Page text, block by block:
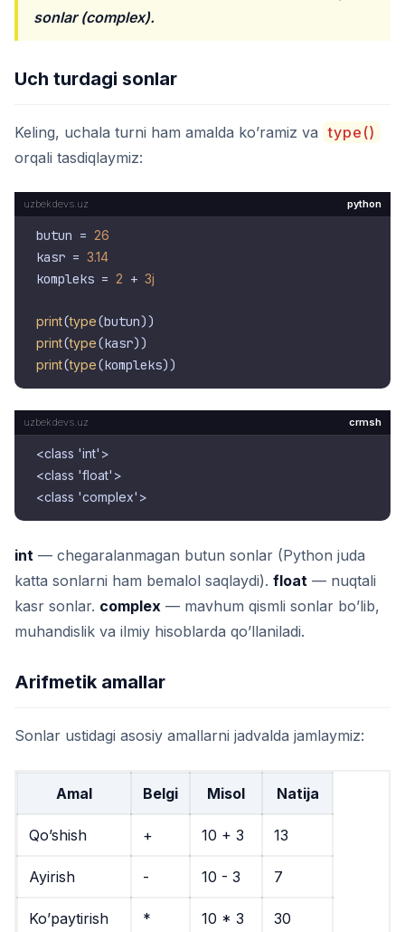
sonlar (complex).
Uch turdagi sonlar
Keling, uchala turni ham amalda ko’ramiz va type()
orqali tasdiqlaymiz:
python
butun = 26
kasr = 3.14
kompleks = 2 + 3j
print(type
print(type
print(type
crmsh
<class 'int'>
<class 'float'>
<class 'complex'>
int — chegaralanmagan butun sonlar (Python juda
katta sonlarni ham bemalol saqlaydi). float — nuqtali
kasr sonlar. complex — mavhum qismli sonlar bo’lib,
muhandislik va ilmiy hisoblarda qo’llaniladi.
Arifmetik amallar
Sonlar ustidagi asosiy amallarni jadvalda jamlaymiz:
Amal Belgi Misol Natija
Qo’shish + 10 + 3 13
Ayirish - 10 - 3 7
Ko’paytirish * 10 * 3 30